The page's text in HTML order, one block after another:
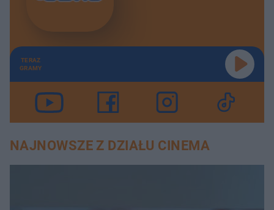
TERAZ
GRAMY
NAJNOWSZE Z DZIAŁU CINEMA